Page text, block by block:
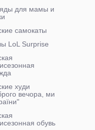
для мамы и
самокаты
LoL Surprise
худи
вечора, ми
обувь